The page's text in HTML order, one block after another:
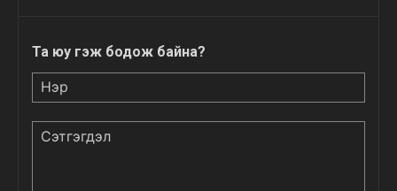
Та юу гэж бодож байна?